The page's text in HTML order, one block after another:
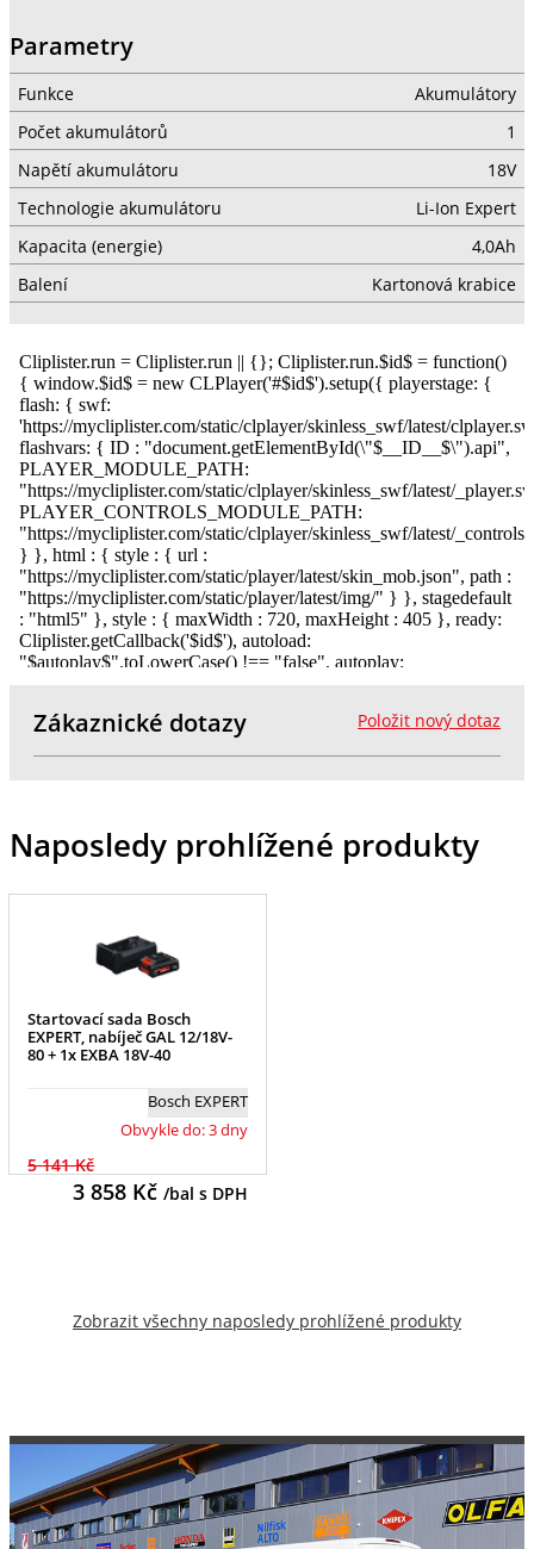
Parametry
Funkce
Akumulátory
Počet akumulátorů
1
Napětí akumulátoru
18V
Technologie akumulátoru
Li-Ion Expert
Kapacita (energie)
4,0Ah
Balení
Kartonová krabice
Položit nový dotaz
Zákaznické dotazy
Naposledy prohlížené produkty
Startovací sada Bosch
EXPERT, nabíječ GAL 12/18V-
80 + 1x EXBA 18V-40
Bosch EXPERT
Obvykle do: 3 dny
5 141 Kč
3 858Kč /bal s DPH
Zobrazit všechny naposledy prohlížené produkty